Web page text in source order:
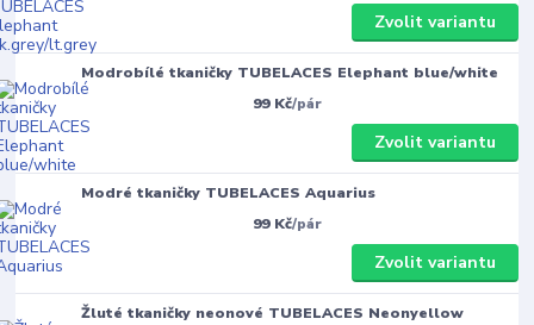
Zvolit variantu
Modrobílé tkaničky TUBELACES Elephant blue/white
99 Kč/pár
Zvolit variantu
Modré tkaničky TUBELACES Aquarius
99 Kč/pár
Zvolit variantu
Žluté tkaničky neonové TUBELACES Neonyellow